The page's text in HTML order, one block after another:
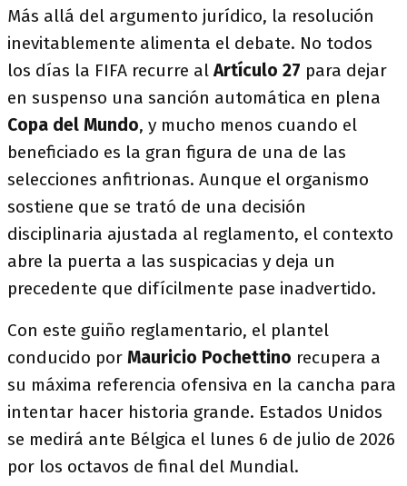
Más allá del argumento jurídico, la resolución
inevitablemente alimenta el debate. No todos
los días la FIFA recurre al Artículo 27 para dejar
en suspenso una sanción automática en plena
Copa del Mundo, y mucho menos cuando el
beneficiado es la gran figura de una de las
selecciones anfitrionas. Aunque el organismo
sostiene que se trató de una decisión
disciplinaria ajustada al reglamento, el contexto
abre la puerta a las suspicacias y deja un
precedente que difícilmente pase inadvertido.
Con este guiño reglamentario, el plantel
conducido por Mauricio Pochettino recupera a
su máxima referencia ofensiva en la cancha para
intentar hacer historia grande. Estados Unidos
se medirá ante Bélgica el lunes 6 de julio de 2026
por los octavos de final del Mundial.